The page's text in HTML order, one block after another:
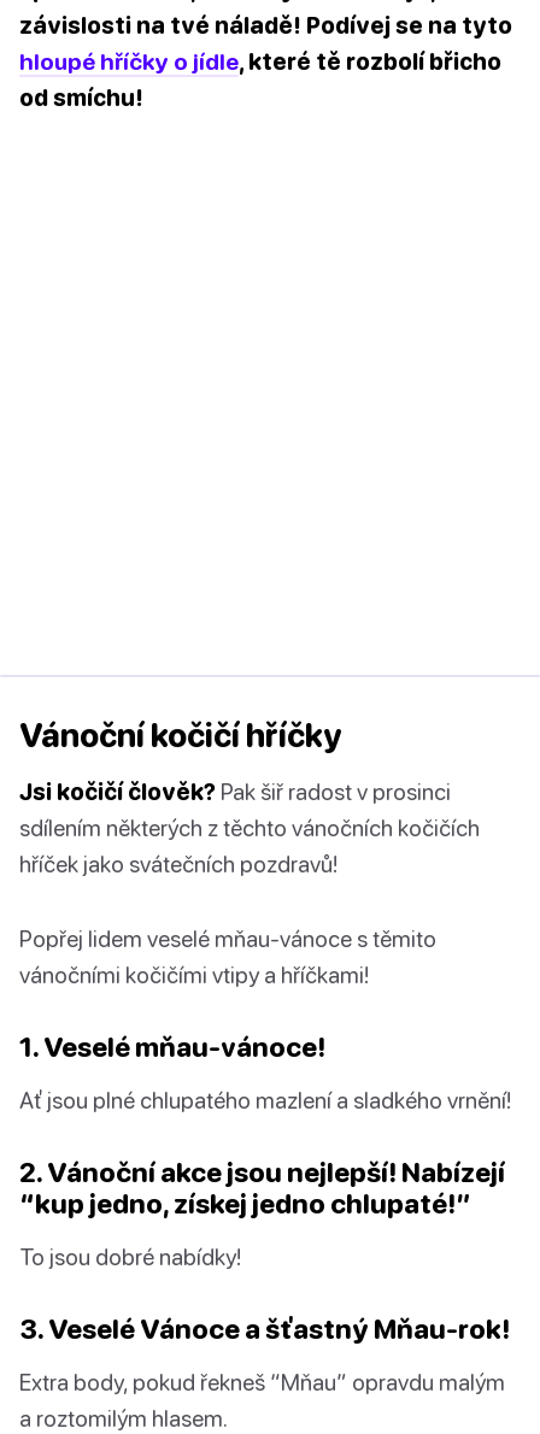
závislosti na tvé náladě! Podívej se na tyto
hloupé hříčky o jídle, které tě rozbolí břicho
od smíchu!
Vánoční kočičí hříčky
Jsi kočičí člověk? Pak šiř radost v prosinci
sdílením některých z těchto vánočních kočičích
hříček jako svátečních pozdravů!
Popřej lidem veselé mňau-vánoce s těmito
vánočními kočičími vtipy a hříčkami!
1. Veselé mňau-vánoce!
Ať jsou plné chlupatého mazlení a sladkého vrnění!
2. Vánoční akce jsou nejlepší! Nabízejí
“kup jedno, získej jedno chlupaté!”
To jsou dobré nabídky!
3. Veselé Vánoce a šťastný Mňau-rok!
Extra body, pokud řekneš “Mňau” opravdu malým
a roztomilým hlasem.